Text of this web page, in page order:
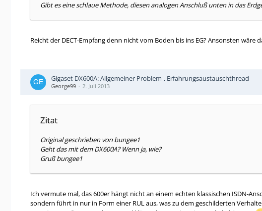
Gibt es eine schlaue Methode, diesen analogen Anschluß unten in das
Reicht der DECT-Empfang denn nicht vom Boden bis ins EG? Ansonsten
Gigaset DX600A: Allgemeiner Problem-, Erfahrungsaustauschthread
George99 2. Juli 2013
Zitat
Original geschrieben von bungee1
Geht das mit dem DX600A? Wenn ja, wie?
Gruß bungee1
Ich vermute mal, das 600er hängt nicht an einem echten klassischen ISDN-
sondern führt in nur in Form einer RUL aus, was zu dem geschilderten